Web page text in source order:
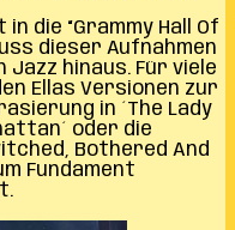
die “Grammy Hall Of
dieser Aufnahmen
hinaus. Für viele
Ellas Versionen zur
in ´The Lady
oder die
Bothered And
Fundament